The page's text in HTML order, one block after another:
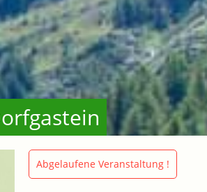
Abgelaufene Veranstaltung !